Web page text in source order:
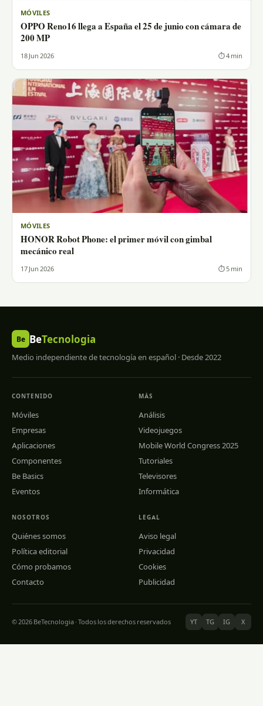
MÓVILES
OPPO Reno16 llega a España el 25 de junio con cámara de
200 MP
18 Jun 2026 ⏱ 4 min
MÓVILES
HONOR Robot Phone: el primer móvil con gimbal
mecánico real
17 Jun 2026 ⏱ 5 min
Be BeTecnologia
Medio independiente de tecnología en español · Desde 2022
CONTENIDO
Móviles
Empresas
Aplicaciones
Componentes
Be Basics
Eventos
MÁS
Análisis
Videojuegos
Mobile World Congress 2025
Tutoriales
Televisores
Informática
NOSOTROS
Quiénes somos
Política editorial
Cómo probamos
Contacto
LEGAL
Aviso legal
Privacidad
Cookies
Publicidad
© 2026 BeTecnologia · Todos los derechos reservados YT TG IG X